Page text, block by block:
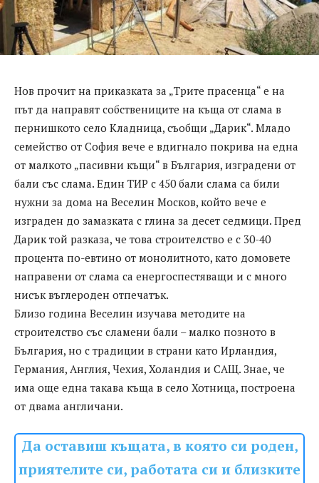
Нов прочит на приказката за „Трите прасенца“ е на
път да направят собствениците на къща от слама в
пернишкото село Кладница, съобщи „Дарик“. Младо
семейство от София вече е вдигнало покрива на една
от малкото „пасивни къщи“ в България, изградени от
бали със слама. Един ТИР с 450 бали слама са били
нужни за дома на Веселин Москов, който вече е
изграден до замазката с глина за десет седмици. Пред
Дарик той разказа, че това строителство е с 30-40
процента по-евтино от монолитното, като домовете
направени от слама са енергоспестяващи и с много
нисък въглероден отпечатък.
Близо година Веселин изучава методите на
строителство със сламени бали – малко позното в
България, но с традиции в страни като Ирландия,
Германия, Англия, Чехия, Холандия и САЩ. Знае, че
има още една такава къща в село Хотница, построена
от двама англичани.
Да оставиш къщата, в която си роден,
приятелите си, работата си и близките